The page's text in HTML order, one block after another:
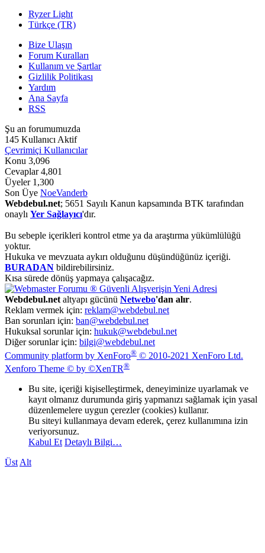
Ryzer Light
Türkçe (TR)
Bize Ulaşın
Forum Kuralları
Kullanım ve Şartlar
Gizlilik Politikası
Yardım
Ana Sayfa
RSS
Şu an forumumuzda
145 Kullanıcı Aktif
Çevrimiçi Kullanıcılar
Konu 3,096
Cevaplar4,801
Üyeler 1,300
Son Üye NoeVanderb
Webdebul.net; 5651 Sayılı Kanun kapsamında BTK tarafından
onaylı Yer Sağlayıcı'dır.
Bu sebeple içerikleri kontrol etme ya da araştırma yükümlülüğü
yoktur.
Hukuka ve mevzuata aykırı olduğunu düşündüğünüz içeriği.
BURADAN bildirebilirsiniz.
Kısa sürede dönüş yapmaya çalışacağız.
Webdebul.net altyapı gücünü Netwebo'dan alır.
Reklam vermek için: reklam@webdebul.net
Ban sorunları için: ban@webdebul.net
Hukuksal sorunlar için: hukuk@webdebul.net
Diğer sorunlar için: bilgi@webdebul.net
Community platform by XenForo® © 2010-2021 XenForo Ltd.
Xenforo Theme © by ©XenTR®
Bu site, içeriği kişiselleştirmek, deneyiminize uyarlamak ve
kayıt olmanız durumunda giriş yapmanızı sağlamak için yasal
düzenlemelere uygun çerezler (cookies) kullanır.
Bu siteyi kullanmaya devam ederek, çerez kullanımına izin
veriyorsunuz.
Kabul Et Detaylı Bilgi…
Üst Alt